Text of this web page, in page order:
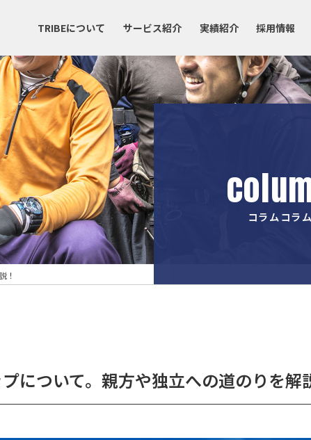
TRIBEについて サービス紹介 実績紹介 採用情報
コラムコラム
！
について。親方や独立への道のりを解